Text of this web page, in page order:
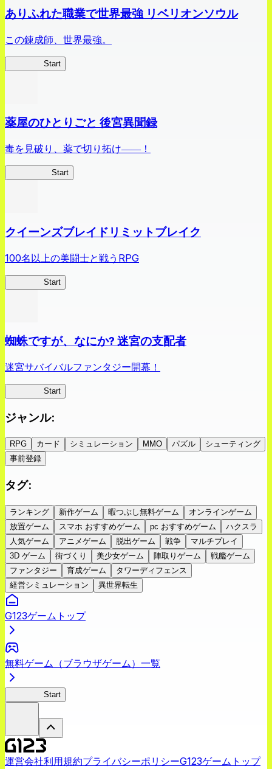
ありふれた職業で世界最強 リベリオンソウル
この錬成師、世界最強。
Start
薬屋のひとりごと 後宮異聞録
毒を見破り、薬で切り拓け――！
Start
クイーンズブレイドリミットブレイク
100名以上の美闘士と戦うRPG
Start
蜘蛛ですが、なにか? 迷宮の支配者
迷宮サバイバルファンタジー開幕！
Start
ジャンル:
RPG カード シミュレーション MMO パズル
シューティング
事前登録
タグ:
ランキング 新作ゲーム 暇つぶし無料ゲーム
オンラインゲーム
放置ゲーム
スマホ おすすめゲーム pc おすすめゲーム
ハクスラ
人気ゲーム
アニメゲーム 脱出ゲーム 戦争
マルチプレイ
3D ゲーム
街づくり 美少女ゲーム 陣取りゲーム
戦艦ゲーム
ファンタジー
育成ゲーム
タワーディフェンス
経営シミュレーション
異世界転生
G123ゲームトップ
無料ゲーム（ブラウザゲーム）一覧
Start
運営会社利用規約プライバシーポリシーG123ゲームトップ